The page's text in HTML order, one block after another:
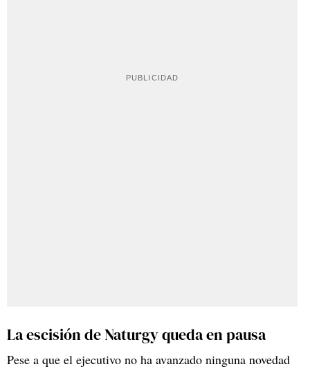
La escisión de Naturgy queda en pausa
Pese a que el ejecutivo no ha avanzado ninguna novedad